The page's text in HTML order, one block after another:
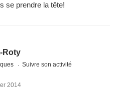
se prendre la tête!
Roty
Suivre son activité
2014